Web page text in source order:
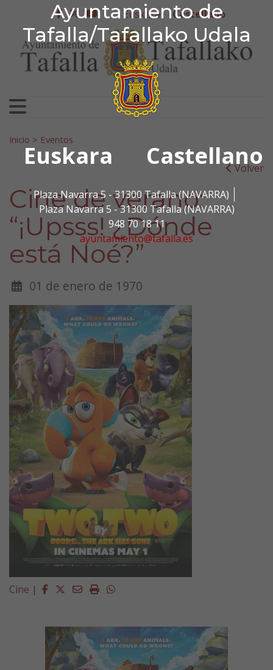
Ayuntamiento de
Tafalla/Tafallako Udala
Euskara Castellano
Plaza Navarra 5 - 31300 Tafalla (NAVARRA)
Plaza Navarra 5 - 31300 Tafalla (NAVARRA)
948 70 18 11
ayuntamiento@tafalla.es
Ir al contenido
Ayuntamiento de
facebook
twitter
youtube
Euskera Castellano
Search for:
Inicio > Eventos
Volver
Cine de verano:
“¡Upsss! ¿Dónde
está Noé?”
01 de enero de 1970
Cine | Facebook
Twitter
EmailImprimirWhatsapp